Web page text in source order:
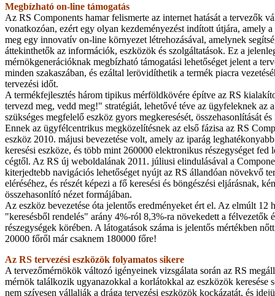
Megbízható on-line támogatás
Az RS Components hamar felismerte az internet hatását a tervezők
vonatkozóan, ezért egy olyan kezdeményezést indított útjára, amely
meg egy innovatív on-line környezet létrehozásával, amelynek
áttekinthetők az információk, eszközök és szolgáltatások. Ez a
mérnökgenerációknak megbízható támogatási lehetőséget jelent a
minden szakaszában, és ezáltal lerövidíthetik a termék piacra
tervezési időt.
A termékfejlesztés három tipikus mérföldkövére építve az RS
tervezd meg, vedd meg!" stratégiát, lehetővé téve az ügyfeleknek az
szükséges megfelelő eszköz gyors megkeresését, összehasonlítását
Ennek az ügyfélcentrikus megközelítésnek az első fázisa az RS
eszköz 2010. májusi bevezetése volt, amely az iparág
keresési eszköze, és több mint 260000 elektronikus részegységet fed
cégtől. Az RS új weboldalának 2011. júliusi elindulásával a
kiterjedtebb navigációs lehetőséget nyújt az RS állandóan növekvő
eléréséhez, és részét képezi a fő keresési és böngészési eljárásnak,
összehasonlító nézet formájában.
Az eszköz bevezetése óta jelentős eredményeket ért el. Az elmúlt 12
"keresésből rendelés" arány 4%-ról 8,3%-ra növekedett a félvezetők
részegységek körében. A látogatások száma is jelentős mértékben
20000 főről már csaknem 180000 főre!
Az RS tervezési eszközök folyamatos sikere
A tervezőmérnökök változó igényeinek vizsgálata során az RS
mérnök találkozik ugyanazokkal a korlátokkal az eszközök keresése
nem szívesen vállalják a drága tervezési eszközök kockázatát, és